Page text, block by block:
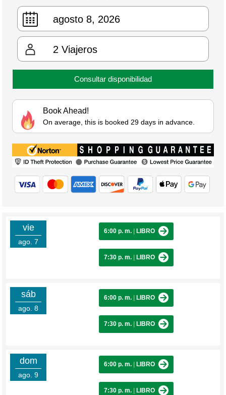
2 Viajeros
Consultar disponibilidad
Book Ahead!
On average, this is booked 29 days in advance.
vie
ago. 7
6:00 p. m. LIBRO
7:30 p. m. LIBRO
sáb
ago. 8
6:00 p. m. LIBRO
7:30 p. m. LIBRO
dom
ago. 9
6:00 p. m. LIBRO
7:30 p. m. LIBRO